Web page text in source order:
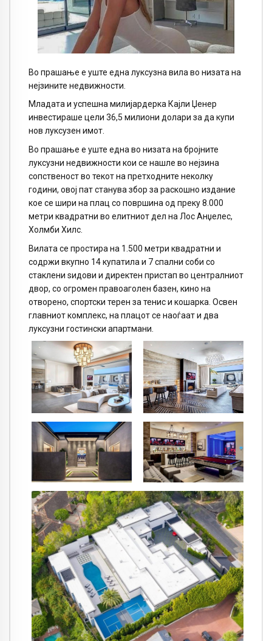
Во прашање е уште една луксузна вила во низата на
нејзините недвижности.
Младата и успешна милијардерка Кајли Џенер
инвестираше цели 36,5 милиони долари за да купи
нов луксузен имот.
Во прашање е уште една во низата на бројните
луксузни недвижности кои се нашле во нејзина
сопственост во текот на претходните неколку
години, овој пат станува збор за раскошно издание
кое се шири на плац со површина од преку 8.000
метри квадратни во елитниот дел на Лос Анџелес,
Холмби Хилс.
Вилата се простира на 1.500 метри квадратни и
содржи вкупно 14 купатила и 7 спални соби со
стаклени ѕидови и директен пристап во централниот
двор, со огромен правоаголен базен, кино на
отворено, спортски терен за тенис и кошарка. Освен
главниот комплекс, на плацот се наоѓаат и два
луксузни гостински апартмани.